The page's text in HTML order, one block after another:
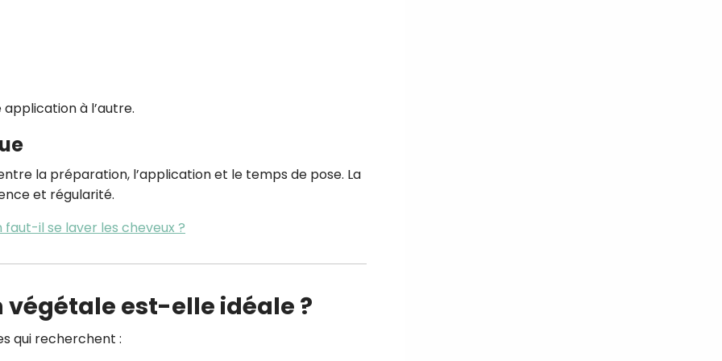
à l’autre.
la préparation, l’application et le temps de pose. La
et régularité.
il se laver les cheveux ?
est-elle idéale ?
qui recherchent :